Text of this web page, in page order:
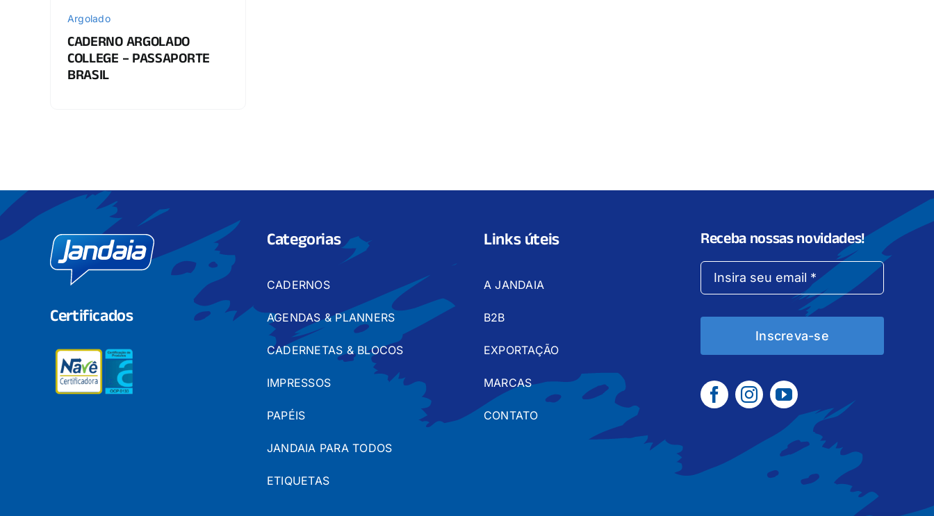
Argolado
CADERNO ARGOLADO
COLLEGE – PASSAPORTE
BRASIL
Certificados
Categorias
CADERNOS
AGENDAS & PLANNERS
CADERNETAS & BLOCOS
IMPRESSOS
PAPÉIS
JANDAIA PARA TODOS
ETIQUETAS
Links úteis
A JANDAIA
B2B
EXPORTAÇÃO
MARCAS
CONTATO
Receba nossas novidades!
Inscreva-se